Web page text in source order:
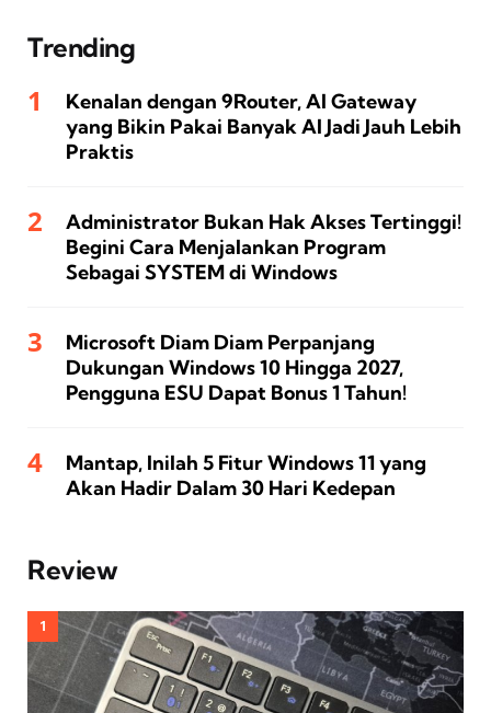
Trending
Kenalan dengan 9Router, AI Gateway
yang Bikin Pakai Banyak AI Jadi Jauh Lebih
Praktis
Administrator Bukan Hak Akses Tertinggi!
Begini Cara Menjalankan Program
Sebagai SYSTEM di Windows
Microsoft Diam Diam Perpanjang
Dukungan Windows 10 Hingga 2027,
Pengguna ESU Dapat Bonus 1 Tahun!
Mantap, Inilah 5 Fitur Windows 11 yang
Akan Hadir Dalam 30 Hari Kedepan
Review